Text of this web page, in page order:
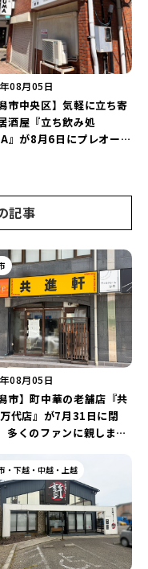
08月05日
市中央区】気軽に立ち寄
酒屋『立ち飲み処
』が8月6日にプレオープ
記事
08月05日
市】町中華の老舗店『共
代店』が7月31日に閉
多くのファンに親しまれ
・下越・中越・上越